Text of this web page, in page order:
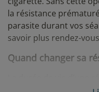
la résistance
parasite durant vos
savoir plus rendez-
Quand changer sa